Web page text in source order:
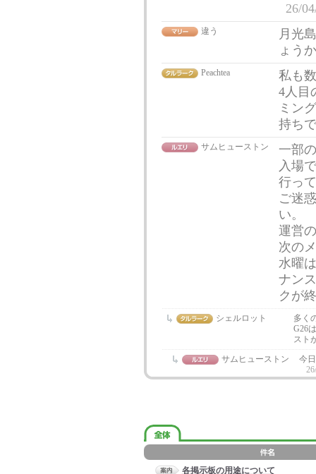
26/
違う
月光
ょう
Peachtea
私も
4人目
ミン
持ち
サムヒューストン
一部
入場
行っ
ご迷
い。
運営
次の
水曜
ナン
クが
シェルロット
多く
G26
スト
サムヒューストン
今
各掲示板の用途について